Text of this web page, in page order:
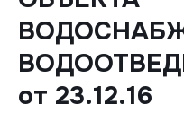
от 23.12.16